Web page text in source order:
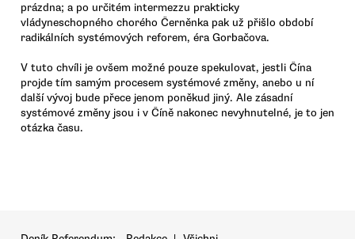
prázdna; a po určitém intermezzu prakticky
vládyneschopného chorého Černěnka pak už přišlo období
radikálních systémových reforem, éra Gorbačova.
V tuto chvíli je ovšem možné pouze spekulovat, jestli Čína
projde tím samým procesem systémové změny, anebo u ní
další vývoj bude přece jenom poněkud jiný. Ale zásadní
systémové změny jsou i v Číně nakonec nevyhnutelné, je to jen
otázka času.